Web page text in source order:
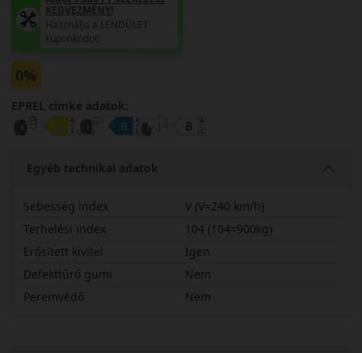
KEDVEZMÉNY!
Használja a LENDÜLET
kuponkódot!
0%
EPREL cimke adatok:
Egyéb technikai adatok
Sebesség index
V (V=240 km/h)
Terhelési index
104 (104=900kg)
Erősített kivitel
Igen
Defekttűrő gumi
Nem
Peremvédő
Nem